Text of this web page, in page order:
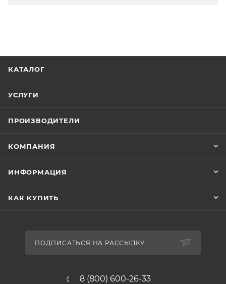
КАТАЛОГ
УСЛУГИ
ПРОИЗВОДИТЕЛИ
КОМПАНИЯ
ИНФОРМАЦИЯ
КАК КУПИТЬ
ПОДПИСАТЬСЯ НА РАССЫЛКУ
8 (800) 600-26-33